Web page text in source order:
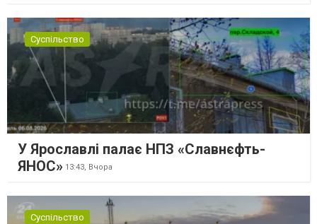
Суспільство
У Ярославлі палає НПЗ «Славнєфть-
ЯНОС» 13:43, Вчора
Суспільство